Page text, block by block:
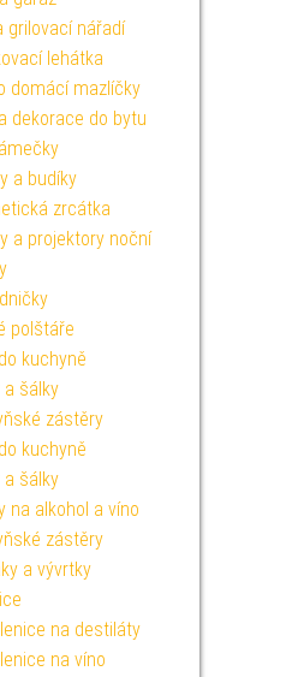
grilovací nářadí
lehátka
domácí mazlíčky
dekorace do bytu
a budíky
zrcátka
a projektory noční
polštáře
kuchyně
a šálky
zástěry
kuchyně
a šálky
na alkohol a víno
zástěry
a vývrtky
na destiláty
na víno